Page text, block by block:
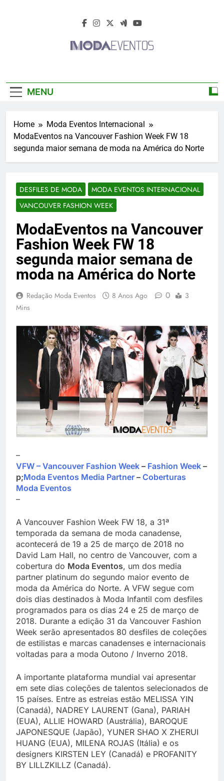
2026 – Desfiles
Feiras De Moda
2026
Feiras De Moda 2026 – Feiras De Moda No
MENU
Home
Moda Eventos Internacional
ModaEventos na Vancouver Fashion Week FW 18
segunda maior semana de moda na América do Norte
DESFILES DE MODA
MODA EVENTOS INTERNACIONAL
VANCOUVER FASHION WEEK
ModaEventos na Vancouver
Fashion Week FW 18
segunda maior semana de
moda na América do Norte
Redação Moda Eventos 8 Anos Ago 0
3
Mins
–
VFW – Vancouver Fashion Week – Fashion Week –
p;Moda Eventos Media Partner – Coberturas
Moda Eventos
–
A Vancouver Fashion Week FW 18, a 31ª
temporada da semana de moda canadense,
acontecerá de 19 a 25 de março de 2018 no
David Lam Hall, no centro de Vancouver, com a
cobertura do Moda Eventos, um dos media
partner platinum do segundo maior evento de
moda da América do Norte. A VFW segue com
dois dias destinados à Moda Infantil com desfiles
programados para os dias 24 e 25 de março de
2018. Durante a edição 31 da Vancouver Fashion
Week serão apresentados 80 desfiles de coleções
de estilistas e marcas canadenses e internacionais
voltadas para a moda Outono / Inverno 2018.
A importante plataforma mundial vai apresentar
em sete dias coleções de talentos selecionados de
15 países. Entre as estreias estão MELISSA YIN
(Canadá), NADREY LAURENT (Gana), PARIAH
(EUA), ALLIE HOWARD (Austrália), BAROQUE
JAPONESQUE (Japão), YUNER SHAO X ZHERUI
HUANG (EUA), MILENA ROJAS (Itália) e os
designers KIRSTEN LEY (Canadá) e PROFANITY
BY LILLZKILLZ (Canadá).